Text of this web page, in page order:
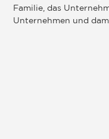
Familie, das
Unternehmen und